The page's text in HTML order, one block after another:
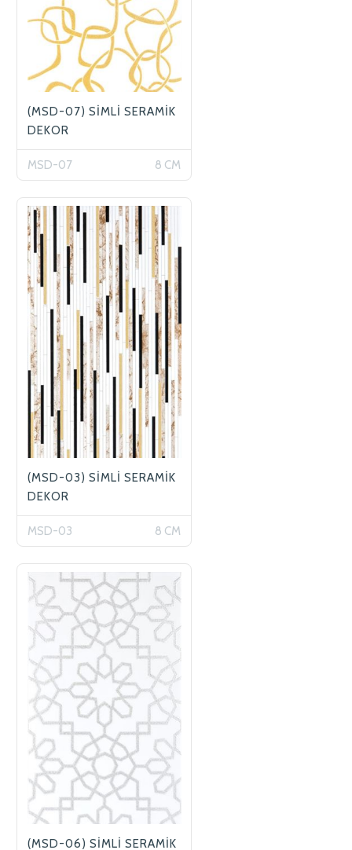
(MSD-07) SİMLİ SERAMİK
DEKOR
MSD-07 8 CM
(MSD-03) SİMLİ SERAMİK
DEKOR
MSD-03 8 CM
(MSD-06) SİMLİ SERAMİK